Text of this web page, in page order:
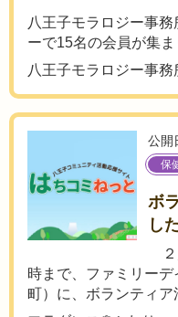
八王子モラロジー事
ーで15名の会員が集
八王子モラロジー事務
公開
保
ボ
し
２
時まで、ファミリー
町）に、ボランティア